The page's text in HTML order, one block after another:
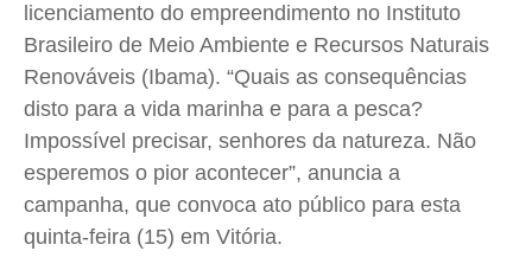
licenciamento do empreendimento no Instituto
Brasileiro de Meio Ambiente e Recursos Naturais
Renováveis (Ibama). “Quais as consequências
disto para a vida marinha e para a pesca?
Impossível precisar, senhores da natureza. Não
esperemos o pior acontecer”, anuncia a
campanha, que convoca ato público para esta
quinta-feira (15) em Vitória.